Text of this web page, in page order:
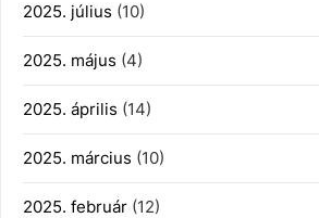
2025. július (10)
2025. május (4)
2025. április (14)
2025. március (10)
2025. február (12)